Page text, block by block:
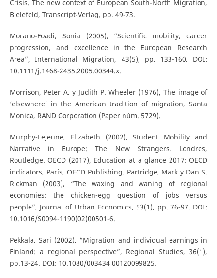
Crisis. The new context of European South-North Migration,
Bielefeld, Transcript-Verlag, pp. 49-73.
Morano-Foadi, Sonia (2005), “Scientific mobility, career
progression, and excellence in the European Research
Area”, International Migration, 43(5), pp. 133-160. DOI:
10.1111/j.1468-2435.2005.00344.x.
Morrison, Peter A. y Judith P. Wheeler (1976), The image of
‘elsewhere’ in the American tradition of migration, Santa
Monica, RAND Corporation (Paper núm. 5729).
Murphy-Lejeune, Elizabeth (2002), Student Mobility and
Narrative in Europe: The New Strangers, Londres,
Routledge. OECD (2017), Education at a glance 2017: OECD
indicators, París, OECD Publishing. Partridge, Mark y Dan S.
Rickman (2003), “The waxing and waning of regional
economies: the chicken-egg question of jobs versus
people”, Journal of Urban Economics, 53(1), pp. 76-97. DOI:
10.1016/S0094-1190(02)00501-6.
Pekkala, Sari (2002), “Migration and individual earnings in
Finland: a regional perspective”, Regional Studies, 36(1),
pp.13-24. DOI: 10.1080/003434 00120099825.